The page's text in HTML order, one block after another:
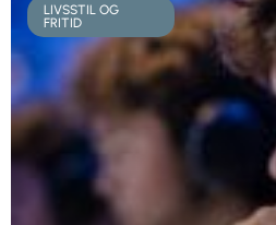
LIVSSTIL OG
FRITID